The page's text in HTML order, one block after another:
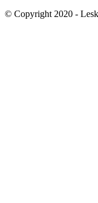
© Copyright 2020 -